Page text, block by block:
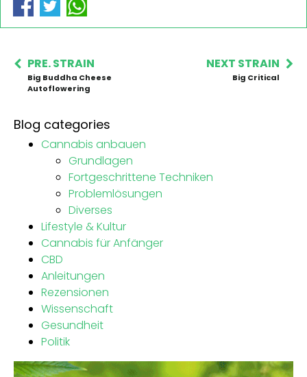
PRE. STRAIN
Big Buddha Cheese
Autoflowering
NEXT STRAIN
Big Critical
Blog categories
Cannabis anbauen
Grundlagen
Fortgeschrittene Techniken
Problemlösungen
Diverses
Lifestyle & Kultur
Cannabis für Anfänger
CBD
Anleitungen
Rezensionen
Wissenschaft
Gesundheit
Politik